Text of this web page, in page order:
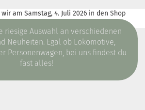
am Samstag, 4. Juli 2026 in den Shop
riesige Auswahl an verschiedenen
Neuheiten. Egal ob Lokomotive,
Personenwagen, bei uns findest du
fast alles!